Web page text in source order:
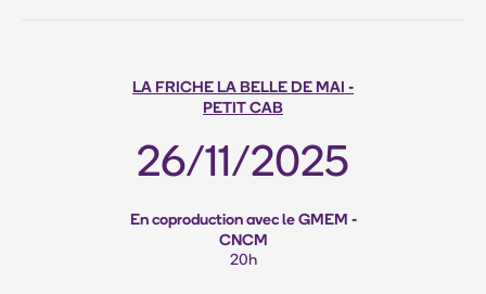
LA FRICHE LA BELLE DE MAI -
PETIT CAB
26/11/2025
En coproduction avec le GMEM -
CNCM
20h